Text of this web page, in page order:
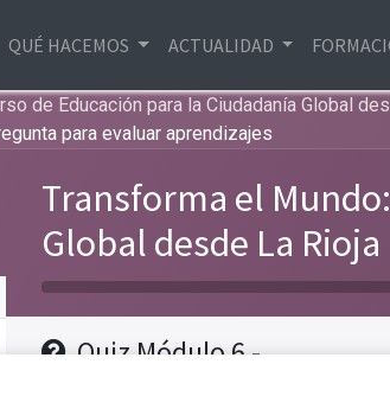
QUÉ HACEMOS ACTUALIDAD
de Educación para la Ciudadanía Global
para evaluar aprendizajes
Transforma el
Global desde La Rioja
Quiz Módulo 6 -